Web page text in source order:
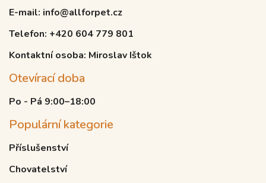
E-mail: info@allforpet.cz
Telefon: +420 604 779 801
Kontaktní osoba: Miroslav Ištok
Otevírací doba
Po - Pá 9:00–18:00
Populární kategorie
Příslušenství
Chovatelství